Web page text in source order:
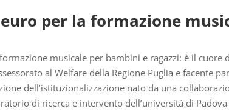
per la formazione
musicale per bambini e ragazzi: è il cuore
al Welfare della Regione Puglia e facente
dell’istituzionalizzazione nato da una
di ricerca e intervento dell’università di